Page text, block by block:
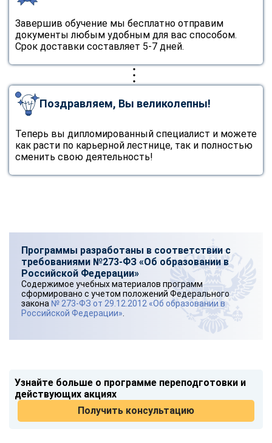
Завершив обучение мы бесплатно отправим
документы любым удобным для вас способом.
Срок доставки составляет 5-7 дней.
Поздравляем, Вы великолепны!
Теперь вы дипломированный специалист и можете
как расти по карьерной лестнице, так и полностью
сменить свою деятельность!
Программы разработаны в соответствии с
требованиями №273-ФЗ «Об образовании в
Российской Федерации»
Содержимое учебных материалов программ
сформировано с учетом положений Федерального
закона № 273-ФЗ от 29.12.2012 «Об образовании в
Российской Федерации»
Узнайте больше о программе переподготовки и
действующих акциях
Получить консультацию